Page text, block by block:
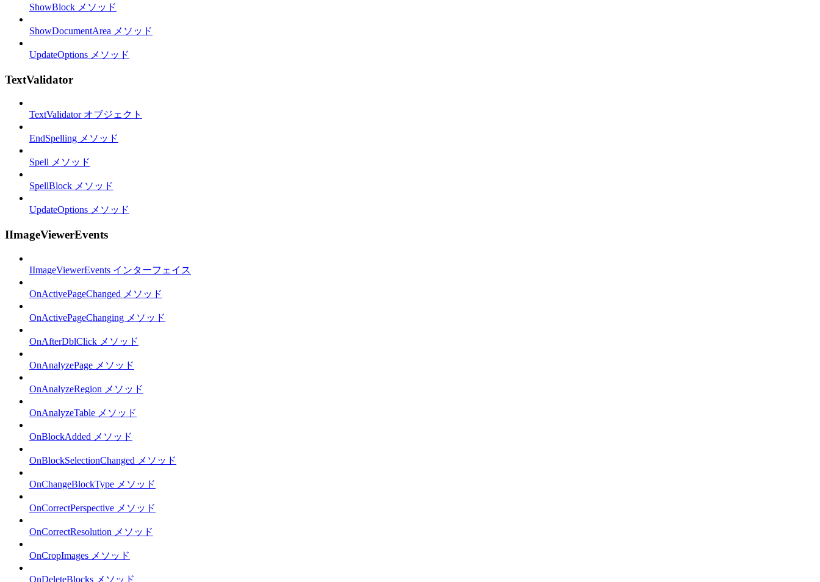
ShowBlock メソッド
ShowDocumentArea メソッド
UpdateOptions メソッド
TextValidator
TextValidator オブジェクト
EndSpelling メソッド
Spell メソッド
SpellBlock メソッド
UpdateOptions メソッド
IImageViewerEvents
IImageViewerEvents インターフェイス
OnActivePageChanged メソッド
OnActivePageChanging メソッド
OnAfterDblClick メソッド
OnAnalyzePage メソッド
OnAnalyzeRegion メソッド
OnAnalyzeTable メソッド
OnBlockAdded メソッド
OnBlockSelectionChanged メソッド
OnChangeBlockType メソッド
OnCorrectPerspective メソッド
OnCorrectResolution メソッド
OnCropImages メソッド
OnDeleteBlocks メソッド